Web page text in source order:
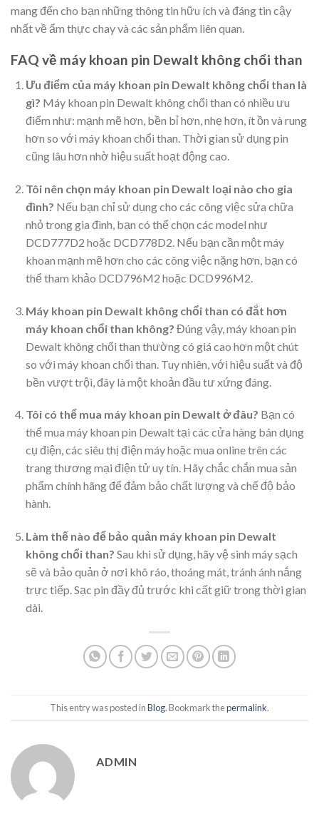
mang đến cho bạn những thông tin hữu ích và đáng tin cậy
nhất về ẩm thực chay và các sản phẩm liên quan.
FAQ về máy khoan pin Dewalt không chổi than
Ưu điểm của máy khoan pin Dewalt không chổi than là
gì? Máy khoan pin Dewalt không chổi than có nhiều ưu
điểm như: mạnh mẽ hơn, bền bỉ hơn, nhẹ hơn, ít ồn và rung
hơn so với máy khoan chổi than. Thời gian sử dụng pin
cũng lâu hơn nhờ hiệu suất hoạt động cao.
Tôi nên chọn máy khoan pin Dewalt loại nào cho gia
đình? Nếu bạn chỉ sử dụng cho các công việc sửa chữa
nhỏ trong gia đình, bạn có thể chọn các model như
DCD777D2 hoặc DCD778D2. Nếu bạn cần một máy
khoan mạnh mẽ hơn cho các công việc nặng hơn, bạn có
thể tham khảo DCD796M2 hoặc DCD996M2.
Máy khoan pin Dewalt không chổi than có đắt hơn
máy khoan chổi than không? Đúng vậy, máy khoan pin
Dewalt không chổi than thường có giá cao hơn một chút
so với máy khoan chổi than. Tuy nhiên, với hiệu suất và độ
bền vượt trội, đây là một khoản đầu tư xứng đáng.
Tôi có thể mua máy khoan pin Dewalt ở đâu? Bạn có
thể mua máy khoan pin Dewalt tại các cửa hàng bán dụng
cụ điện, các siêu thị điện máy hoặc mua online trên các
trang thương mại điện tử uy tín. Hãy chắc chắn mua sản
phẩm chính hãng để đảm bảo chất lượng và chế độ bảo
hành.
Làm thế nào để bảo quản máy khoan pin Dewalt
không chổi than? Sau khi sử dụng, hãy vệ sinh máy sạch
sẽ và bảo quản ở nơi khô ráo, thoáng mát, tránh ánh nắng
trực tiếp. Sạc pin đầy đủ trước khi cất giữ trong thời gian
dài.
This entry was posted inBlog. Bookmark thepermalink.
ADMIN